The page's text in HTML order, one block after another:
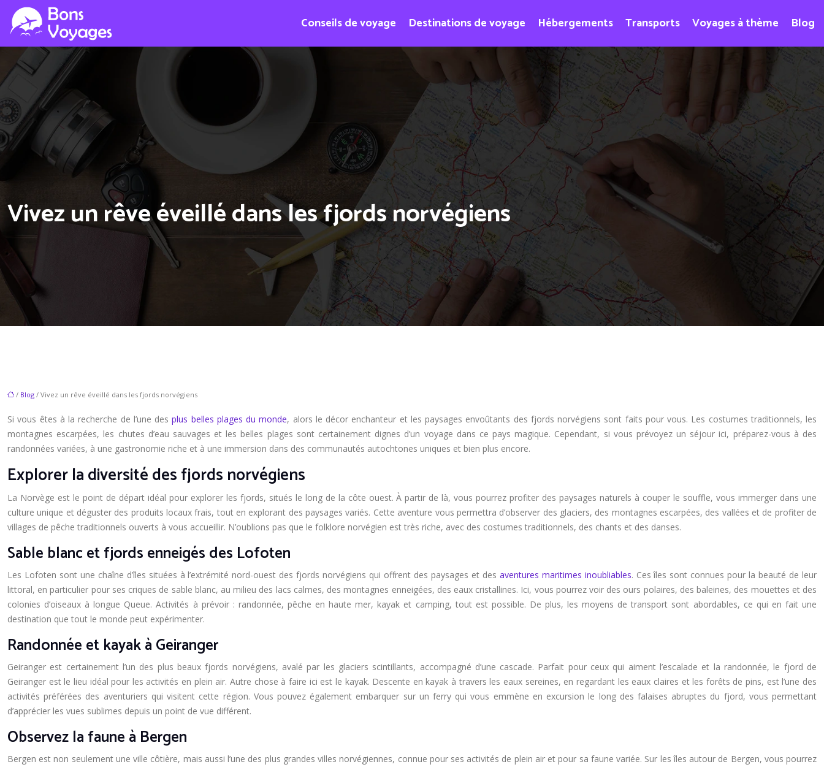
Conseils de voyage Destinations de voyage Hébergements Transports Voyages à thème Blog
Vivez un rêve éveillé dans les fjords norvégiens
/ Blog / Vivez un rêve éveillé dans les fjords norvégiens
Si vous êtes à la recherche de l’une desplus belles plages du monde, alors le décor enchanteur et les paysages envoûtants des fjords norvégiens sont faits pour vous. Les costumes traditionnels, les
montagnes escarpées, les chutes d’eau sauvages et les belles plages sont certainement dignes d’un voyage dans ce pays magique. Cependant, si vous prévoyez un séjour ici, préparez-vous à des
randonnées variées, à une gastronomie riche et à une immersion dans des communautés autochtones uniques et bien plus encore.
Explorer la diversité des fjords norvégiens
La Norvège est le point de départ idéal pour explorer les fjords, situés le long de la côte ouest. À partir de là, vous pourrez profiter des paysages naturels à couper le souffle, vous immerger dans une
culture unique et déguster des produits locaux frais, tout en explorant des paysages variés. Cette aventure vous permettra d’observer des glaciers, des montagnes escarpées, des vallées et de profiter de
villages de pêche traditionnels ouverts à vous accueillir. N’oublions pas que le folklore norvégien est très riche, avec des costumes traditionnels, des chants et des danses.
Sable blanc et fjords enneigés des Lofoten
Les Lofoten sont une chaîne d’îles situées à l’extrémité nord-ouest des fjords norvégiens qui offrent des paysages et des aventures maritimes inoubliables. Ces îles sont connues pour la beauté de leur
littoral, en particulier pour ses criques de sable blanc, au milieu des lacs calmes, des montagnes enneigées, des eaux cristallines. Ici, vous pourrez voir des ours polaires, des baleines, des mouettes et des
colonies d’oiseaux à longue Queue. Activités à prévoir : randonnée, pêche en haute mer, kayak et camping, tout est possible. De plus, les moyens de transport sont abordables, ce qui en fait une
destination que tout le monde peut expérimenter.
Randonnée et kayak à Geiranger
Geiranger est certainement l’un des plus beaux fjords norvégiens, avalé par les glaciers scintillants, accompagné d’une cascade. Parfait pour ceux qui aiment l’escalade et la randonnée, le fjord de
Geiranger est le lieu idéal pour les activités en plein air. Autre chose à faire ici est le kayak. Descente en kayak à travers les eaux sereines, en regardant les eaux claires et les forêts de pins, est l’une des
activités préférées des aventuriers qui visitent cette région. Vous pouvez également embarquer sur un ferry qui vous emmène en excursion le long des falaises abruptes du fjord, vous permettant
d’apprécier les vues sublimes depuis un point de vue différent.
Observez la faune à Bergen
Bergen est non seulement une ville côtière, mais aussi l’une des plus grandes villes norvégiennes, connue pour ses activités de plein air et pour sa faune variée. Sur les îles autour de Bergen, vous pourrez